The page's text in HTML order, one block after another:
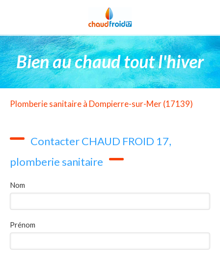
Bien au chaud tout l'hiver
Plomberie sanitaire à Dompierre-sur-Mer (17139)
Contacter CHAUD FROID 17,
plomberie sanitaire
Nom
Prénom